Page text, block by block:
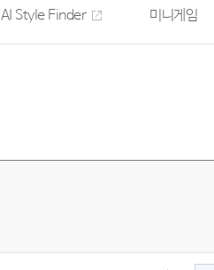
AI Style Finder 미니게임